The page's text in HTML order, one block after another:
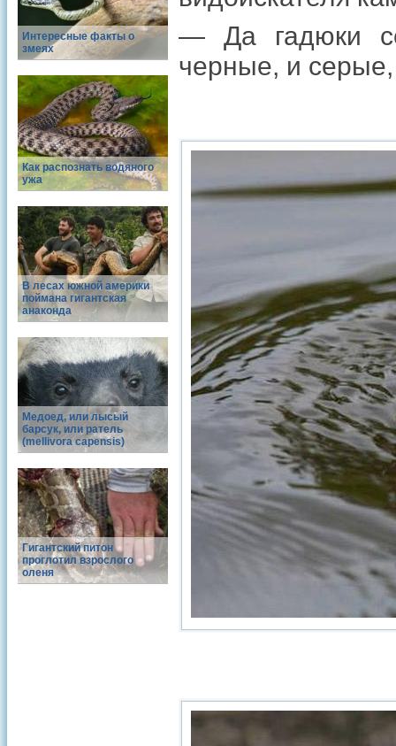
Интересные факты о
змеях
Как распознать водяного
ужа
В лесах южной америки
поймана гигантская
анаконда
Медоед, или лысый
барсук, или ратель
(mellivora capensis)
Гигантский питон
проглотил взрослого
оленя
— Да гадюки
черные, и серые,